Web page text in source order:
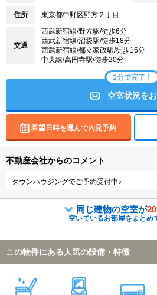
住所 東京都中野区野方２丁目
交通
西武新宿線/野方駅/徒歩6分
西武新宿線/沼袋駅/徒歩18分
西武新宿線/都立家政駅/徒歩16分
中央線/高円寺駅/徒歩20分
1分で完了！
空室状況を
希望日時を選んで内見予約
不動産会社からのコメント
タウンハウジングでご予約受付中♪
同じ建物の空室が20
空いているお部屋をまとめ
この物件にある人気の設備・特徴